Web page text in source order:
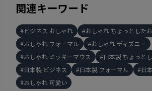
関連キーワード
ビジネス おしゃれ
おしゃれ ちょっとした
おしゃれ フォーマル
おしゃれ ディズニー
おしゃれ ミッキーマウス
日本製 ちょっと
日本製 ビジネス
日本製 フォーマル
日
おしゃれ 可愛い